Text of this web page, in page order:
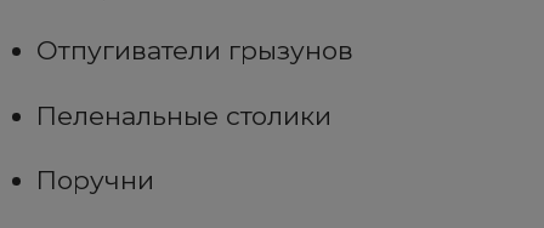
Отпугиватели грызунов
Пеленальные столики
Поручни